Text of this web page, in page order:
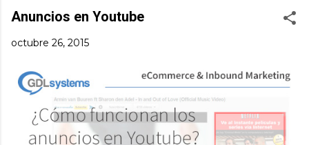
Anuncios en Youtube
octubre 26, 2015